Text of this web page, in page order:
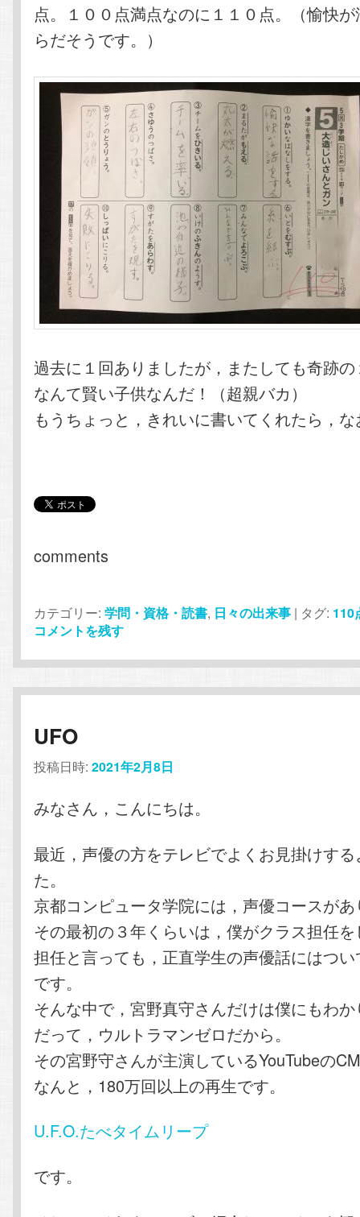
点。１００点満点なのに１１０点。（愉快
らだそうです。）
過去に１回ありましたが，またしても奇跡
なんて賢い子供なんだ！（超親バカ）
もうちょっと，きれいに書いてくれたら，
comments
カテゴリー: 学問・資格・読書, 日々の出来事 | タグ: 110
コメントを残す
UFO
投稿日時:2021年2月8日
みなさん，こんにちは。
最近，声優の方をテレビでよくお見掛けす
た。
京都コンピュータ学院には，声優コースが
その最初の３年くらいは，僕がクラス担任
担任と言っても，正直学生の声優話にはつ
です。
そんな中で，宮野真守さんだけは僕にもわ
だって，ウルトラマンゼロだから。
その宮野守さんが主演しているYouTubeの
なんと，180万回以上の再生です。
U.F.O.たべタイムリープ
です。